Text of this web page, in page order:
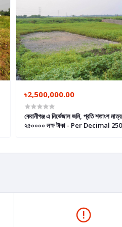
৳2,500,000.00
কেরানীগঞ্জ এ নিৰ্ভেজাল জমি, প্রতি শতাংশ মাত্র
২৫০০০০ লক্ষ টাকা - Per Decimal 250000